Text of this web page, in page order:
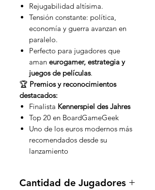
Rejugabilidad altísima.
Tensión constante: política,
economía y guerra avanzan en
paralelo.
Perfecto para jugadores que
aman eurogamer, estrategia y
juegos de películas.
🏆 Premios y reconocimientos
destacados:
Finalista Kennerspiel des Jahres
Top 20 en BoardGameGeek
Uno de los euros modernos más
recomendados desde su
lanzamiento
Cantidad de Jugadores